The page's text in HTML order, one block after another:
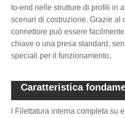
to-end nelle strutture di profili in
scenari di costruzione. Grazie al
connettore può essere
chiave o una presa standard,
speciali per il funzionamento.
Caratteristica
l Filettatura interna completa su